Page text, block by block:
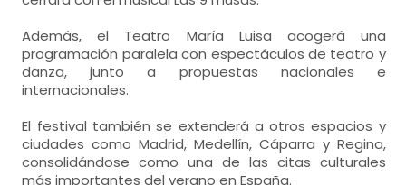
Además, el Teatro María Luisa acogerá una
programación paralela con espectáculos de teatro y
danza, junto a propuestas nacionales e
internacionales.
El festival también se extenderá a otros espacios y
ciudades como Madrid, Medellín, Cáparra y Regina,
consolidándose como una de las citas culturales
más importantes del verano en España.